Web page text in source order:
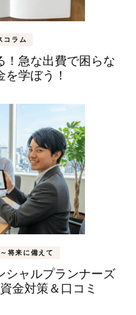
コラム
！急な出費で困らな
学ぼう！
将来に備えて
シャルプランナーズ
金対策＆口コミ